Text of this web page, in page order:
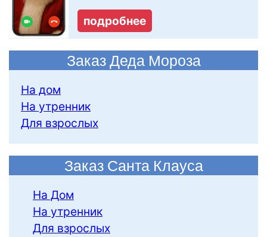
подробнее
Заказ Деда Мороза
На дом
На утренник
Для взрослых
Заказ Санта Клауса
На Дом
На утренник
Для взрослых